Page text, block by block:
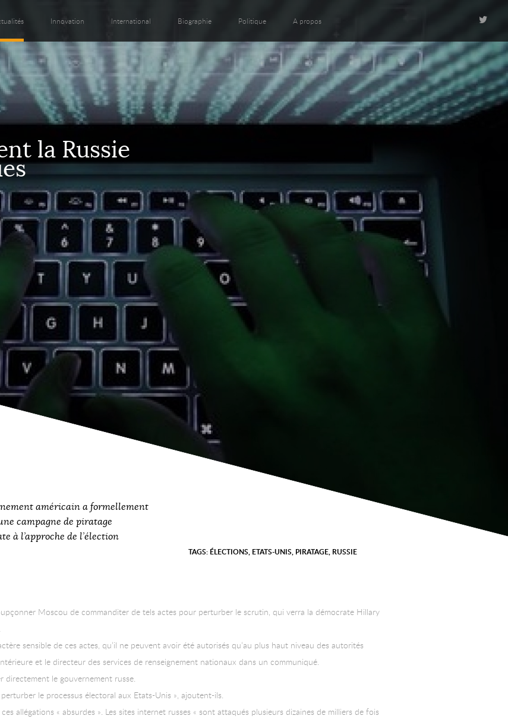
Innovation International Biographie Politique A propos
la Russie
américain a formellement
campagne de piratage
à l’approche de l’élection
TAGS: ÉLECTIONS, ETATS-UNIS, PIRATAGE, RUSSIE
Moscou de commanditer de tels actes pour perturber le scrutin, qui verra la démocrate Hillary
sensible de ces actes, qu’il ne peuvent avoir été autorisés qu’au plus haut niveau des autorités
et le directeur des services de renseignement nationaux dans un communiqué.
directement le gouvernement russe.
le processus électoral aux Etats-Unis », ajoutent-ils.
allégations « absurdes ». Les sites internet russes « sont attaqués plusieurs dizaines de milliers de fois